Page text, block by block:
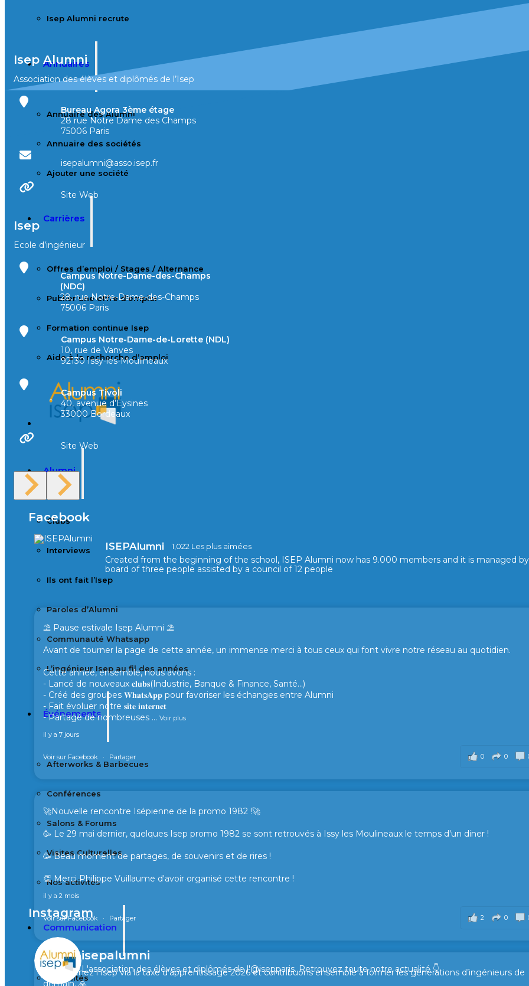
Isep Alumni recrute
Annuaires
Annuaire des Alumni
Annuaire des sociétés
Ajouter une société
Carrières
Offres d’emploi / Stages / Alternance
Publier une offre d’emploi
Formation continue Isep
Aide à la recherche d’emploi
Alumni
Clubs
Interviews
Ils ont fait l’Isep
Paroles d’Alumni
Communauté Whatsapp
L’ingénieur Isep au fil des années
Événements
Afterworks & Barbecues
Conférences
Salons & Forums
Visites Culturelles
Nos activités
Communication
Actualités
Isep Alumni
Association des élèves et diplômés de l’Isep
Bureau Agora 3ème étage
28 rue Notre Dame des Champs
75006 Paris
isepalumni@asso.isep.fr
Site Web
Isep
Ecole d’ingénieur
Campus Notre-Dame-des-Champs
(NDC)
28, rue Notre-Dame-des-Champs
75006 Paris
Campus Notre-Dame-de-Lorette (NDL)
10, rue de Vanves
92130 Issy-les-Moulineaux
Campus Tivoli
40, avenue d’Eysines
33000 Bordeaux
Site Web
Facebook
ISEPAlumni 1,022 Les plus aimées
Created from the beginning of the school, ISEP Alumni now has 9.000 members and it is managed
board of three people assisted by a council of 12 people
⛱️ Pause estivale Isep Alumni ⛱️
Avant de tourner la page de cette année, un immense merci à tous ceux qui font vivre notre réseau au quotidien.
Cette année, ensemble, nous avons :
- Lancé de nouveaux 𝐜𝐥𝐮𝐛𝐬(Industrie, Banque & Finance, Santé...)
- Créé des groupes 𝐖𝐡𝐚𝐭𝐬𝐀𝐩𝐩 pour favoriser les échanges entre Alumni
- Fait évoluer notre 𝐬𝐢𝐭𝐞 𝐢𝐧𝐭𝐞𝐫𝐧𝐞𝐭
- Partagé de nombreuses ... Voir plus
il y a 7 jours
0 0
Voir sur Facebook · Partager
🚀Nouvelle rencontre Isépienne de la promo 1982 !🚀
🥳 Le 29 mai dernier, quelques Isep promo 1982 se sont retrouvés à Issy les Moulineaux le temps d'un diner !
🥳 Beau moment de partages, de souvenirs et de rires !
👏 Merci Philippe Vuillaume d'avoir organisé cette rencontre !
il y a 2 mois
2 0
Voir sur Facebook · Partager
🙏 Soutenez l’Isep via la taxe d’apprentissage 2026 et contribuons ensemble à former les générations d’ingénieurs de
demain. 🙏
Instagram
isepalumni
L'association des élèves et diplômés de l'@isepparis.Retrouvez toute notre actualité 👇